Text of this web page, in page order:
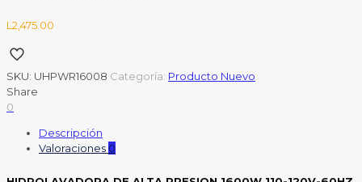
L 2,475.00
SKU: UHPWR16008 Categoría: Producto Nuevo
Share
0
Descripción
Valoraciones 0